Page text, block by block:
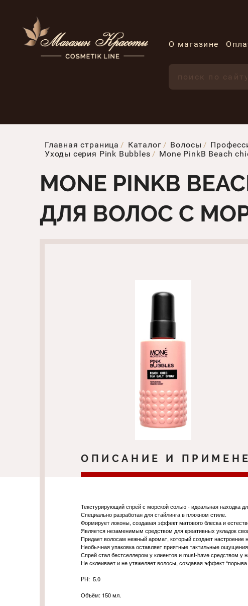
О магазине
Главная страница Каталог Волосы
Уходы серия Pink Bubbles
Mone PinkB Beach
MONE PINKB
ДЛЯ ВОЛОС С
ОПИСАНИЕ И
Текстурирующий спрей с морской солью - идеальная находка
Специально разработан для стайлинга в пляжном стиле.
Формирует локоны, создавая эффект матового блеска и
Является незаменимым средством для креативных укладок
Придает волосам нежный аромат, который создает настроение
Необычная упаковка оставляет приятные тактильные
Спрей стал бестселлером у клиентов и must-have средством у
Не склеивает и не утяжеляет волосы, создавая эффект “порыва
PH: 5.0
Объём: 150 мл.